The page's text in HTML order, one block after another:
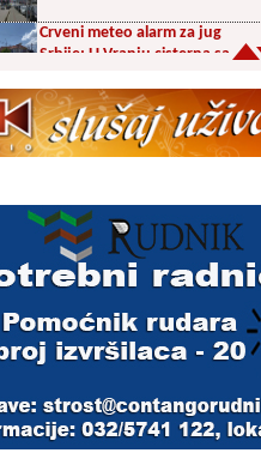
Crveni meteo alarm za jug
Srbije: U Vranju cisterna sa
Šesnaest orkestara u trci za
prestižne nagrade 65.
Dragačevskog sabora trubača:
Akcija dobrovoljnog davanja
krvi PU Vranje na Besnoj Kobili
KUD Vrelac u Vranjskoj Banji
festivala folklora
Za poljoprivrednike 5,8 miliona
dinara iz budžeta Vranja
Svetska nedelja dojenja –
Dojenje najbolji početak
života. Osnažimo ono što je